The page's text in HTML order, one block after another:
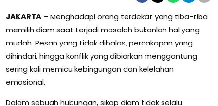
JAKARTA – Menghadapi orang terdekat yang tiba-tiba
memilih diam saat terjadi masalah bukanlah hal yang
mudah. Pesan yang tidak dibalas, percakapan yang
dihindari, hingga konflik yang dibiarkan menggantung
sering kali memicu kebingungan dan kelelahan
emosional.
Dalam sebuah hubungan, sikap diam tidak selalu